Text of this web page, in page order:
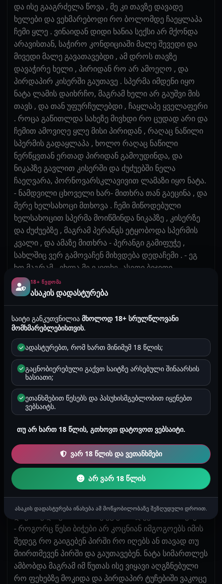
და ისე გააგრძელა წოვა , მე კი თავზე დავადე
ხელები და ვეხმარებოდი რო ბოლომდე ჩაეყლაპა
ჩემი ყლე . ვინაიდან დიდი ხანია სექსი არ მქონდა
არავისთან, საჭირო კონდიციაში მალე შევედი და
მივედი მალე გავათავებდი , ამ დროს თავზე
დავაჭირე ხელი , პირიდან რო არ ამოეღო , და
პირდაპირ კისერში გაუთავე . სპერმა იმდენი იყო
ნატა ლამის დაიხრჩო, მაგრამ ხელი არ გაუშვი მის
თავს , და თან უფურჩულებდი , ჩაყლაპე ყველაფერი
. როცა გაწითლდა სახეზე მივხდი რო ცუდად არი და
ჩემით ამოვიღე ყლე მისი პირიდან , რაღაც ნაწილი
სპერმის გადაყლაპა , ხოლო რაღაც ნაწილი
ნერწყვთან ერთად პირიდან გამოუდინდა, და
ნიკაპზე გავლით კისერში და ძუძუებში ნელა
ჩაეღვარა, პორნოვარსკლავივით ლამაზი იყო ნატა.
- ნამდვილი ცხოველი ხარ- მითხრა თან გაეცინა , და
მერე ხელსახოცი მთხოვა . ჩემი მიწოდებული
ხელსახოცით სპერმა მოიწმინდა ნიკაპზე , კისერზე
და ძუძუებზე , მაგრამ პერანგს ეტყობოდა სპერმის
კვალი , და ამაზე მითხრა - პერანგი გამიფუჭე ,
სახლშიც ვერ გამოვაჩენ მიხვდება დედაჩემი . - ეგ
ხო მაგრამ - ეხლა მე ვკითხე- ასეთი ბეჯითი
სტუდენტი გოგონა და პროფესიონალურად აკეთებ
მინეტს , როგორ ? სად ისწავლე ან ვინ გასწავლა ? -
პირველმა შეყვარებულმა - მიპასუხა , თან
გააგრძელა - რა გიკვირს 21 საუკუნეა და დიდი
ამბავი სტუდენტმა გოგონამ ცოტა თუ გაერთო , თან
ევროპული მოდა შემოდის ეხლა , გოგო თუ მინეტს
არ აკეთებს ვერც თხოვდება - შენ ქმარს აშკარად
გაუმართლებს - ვეხუმრე მას გაეცინა , ამ დროს
ტელეფონზე სმს მოვიდა ჩემი დისგან შემდეგი
შინაარსით ,, ცოტა დამაგვიანდება , გაერთე " და ეს
სმს წავაკითხე ნატას და ორივეს გაგვეცინა . ნატა
დავისვი ისევ მუხლებზე და ხელით დაუწყე თომარი
ბაყვებზე , ხან კიდე ძუძუებზე ვკიდები ხელს , და ნატა
რომელიც ხელმეორედ სველდებოდა , - ენით და
ტუჩებით მეც შემიძლია მოგეფერო- უთხარი მე ნატას
რაზეც მითხრა რო მოუმზადებელი იყო და ისევ
ზასაობა ერჩივნა თან ეშმაკყრად ჩაიცინა. ჩემთვის
ეს ერთგვარი მოულოდნელობა იყო მაგრამ უკან არ
- როგორც წესი ბიჭები არ კოცნიან იმგოგოებს იმის
შედეგ რო გაიგებენ პირში რო იღებს ან თავად თუ
მიირთმევენ პირში და გაუთავებენ. ნატა სიმართლეს
ამბობდა მაგრამ იმ წუთას ისე ვიყავი აღგზნებული
რო ფეხებზე მოკიდა და პირდაპირ ტუჩებიში ვაკოცე
18+ ᲬᲕᲓᲝᲛᲐ
ასაკის დადასტურება
საიტი განკუთვნილიამხოლოდ 18+ სრულწლოვანი
მომხმარებლებისთვის.
ადასტურებთ, რომ ხართ მინიმუმ 18 წლის;
გაცნობიერებული გაქვთ საიტზე არსებული შინაარსის
ხასიათი;
ეთანხმებით წესებს და პასუხისმგებლობით იყენებთ
ვებსაიტს.
თუ არ ხართ 18 წლის, გთხოვთ დატოვოთ ვებსაიტი.
ვარ 18 წლის და ვეთანხმები
არ ვარ 18 წლის
ასაკის დადასტურება ინახება ამ მოწყობილობაზე შეზღუდული დროით.